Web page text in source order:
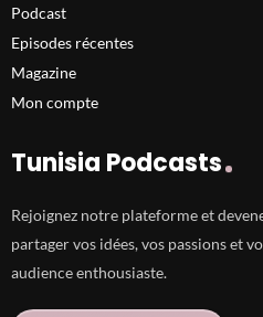
Podcast
Episodes récentes
Magazine
Mon compte
Tunisia Podcasts
Rejoignez notre plateforme et
partager vos idées, vos passions et
audience enthousiaste.